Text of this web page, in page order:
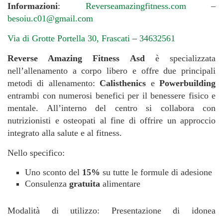
Informazioni: Reverseamazingfitness.com –
besoiu.c01@gmail.com
Via di Grotte Portella 30, Frascati – 34632561
Reverse Amazing Fitness Asd è specializzata
nell’allenamento a corpo libero e offre due principali
metodi di allenamento: Calisthenics ePowerbuilding
entrambi con numerosi benefici per il benessere fisico e
mentale. All’interno del centro si collabora con
nutrizionisti e osteopati al fine di offrire un approccio
integrato alla salute e al fitness.
Nello specifico:
Uno sconto del 15% su tutte le formule di adesione
Consulenza gratuita alimentare
Modalità di utilizzo: Presentazione di idonea